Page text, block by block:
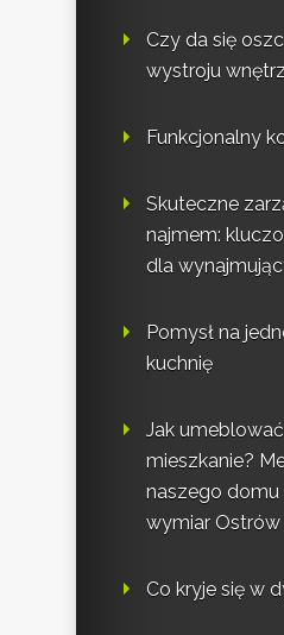
Czy da się
wystroju
Funkcjonalny
Skuteczne
najmem:
dla
Pomysł na
kuchnię
Jak
mieszkanie?
naszego domu
wymiar
Co kryje się w